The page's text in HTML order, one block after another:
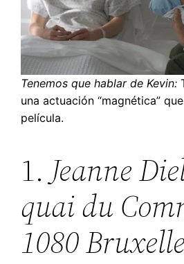
Tenemos que hablar de Kevin:
una actuación “magnética”
película.
1. Jeanne
quai du
1080